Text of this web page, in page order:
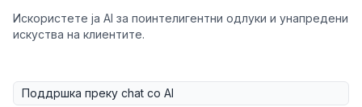
Искористете ја AI за поинтелигентни одлуки и унапредени
искуства на клиентите.
Поддршка преку chat со AI